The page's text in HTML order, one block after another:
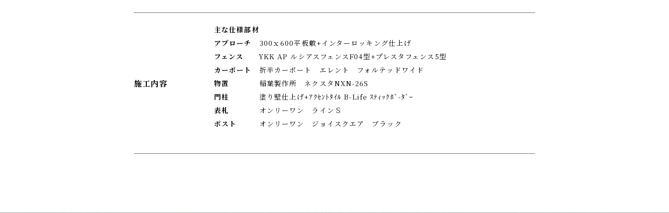
施工内容
主な仕様部材
アプローチ
300ｘ600平板敷+インターロッキング仕上げ
フェンス
YKK AP ルシアスフェンスF04型+プレスタフェンス5型
カーポート 折半カーポート エレント フォルテッドワイド
物置
稲葉製作所 ネクスタNXN-26S
門柱 塗り壁仕上げ+ｱｸｾﾝﾄﾀｲﾙ B-Life ｽﾃｨｯｸﾎﾞ-ﾀﾞｰ
表札
オンリーワン ラインＳ
ポスト
オンリーワン ジョイスクエア ブラック